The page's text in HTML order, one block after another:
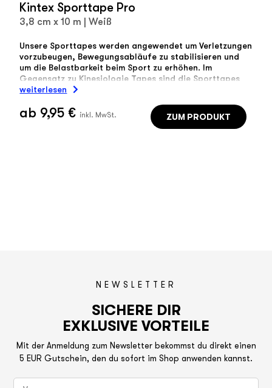
Kintex Sporttape Pro
3,8 cm x 10 m | Weiß
Unsere Sporttapes werden angewendet um Verletzungen
vorzubeugen, Bewegungsabläufe zu stabilisieren und
um die Belastbarkeit beim Sport zu erhöhen. Im
Gegensatz zu Kinesiologie Tapes sind die Sporttapes
unelastisch.
weiterlesen
ab 9,95 € inkl. MwSt. ZUM PRODUKT
NEWSLETTER
SICHERE DIR
EXKLUSIVE VORTEILE
Mit der Anmeldung zum Newsletter bekommst du direkt einen
5 EUR Gutschein, den du sofort im Shop anwenden kannst.